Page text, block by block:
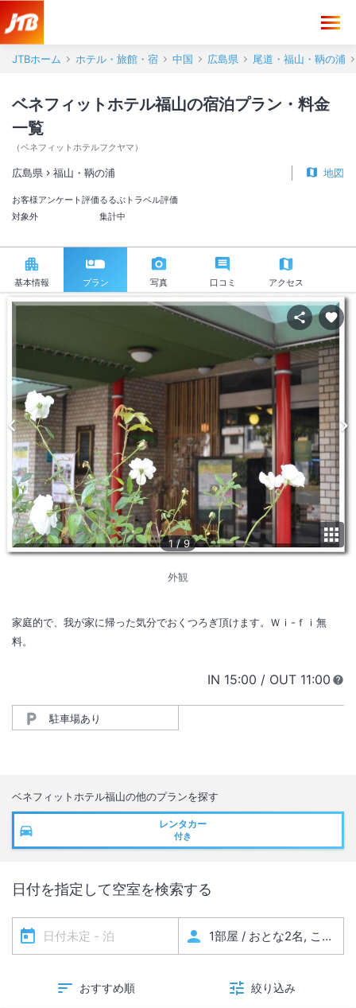
JTBホーム ホテル・旅館・宿 中国 広島県 尾道・福山・鞆の浦
ベネフィットホテル福山の宿泊プラン・料金
一覧
（ベネフィットホテルフクヤマ ）
広島県 福山・鞆の浦 地図
お客様アンケート評価
対象外
るるぶトラベル評価
集計中
基本情報 プラン 写真 口コミ アクセス
1 /9
外観
家庭的で、我が家に帰った気分でおくつろぎ頂けます。Ｗｉ-ｆｉ無
料。
IN チェックイン
15:00 / OUT チェック
11:00
駐車場あり
ベネフィットホテル福山の他のプランを探す
レンタカー
付き
日付を指定して空室を検索する
おすすめ順 絞り込み